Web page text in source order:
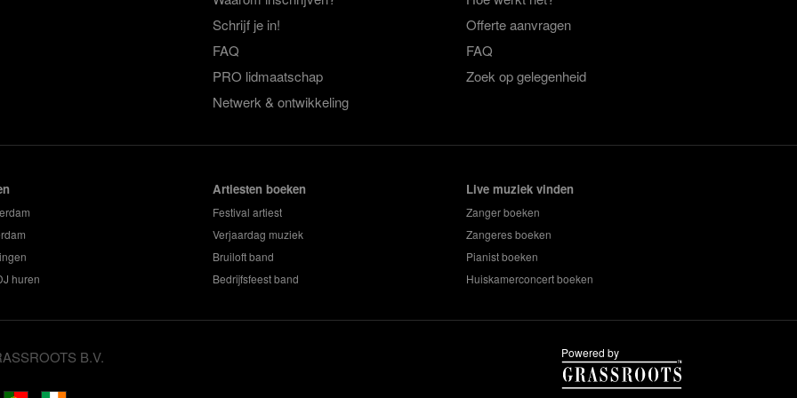
Schrijf je in!
FAQ
PRO lidmaatschap
Netwerk & ontwikkeling
Offerte aanvragen
FAQ
Zoek op gelegenheid
huren
Artiesten boeken
Festival artiest
Verjaardag muziek
Bruiloft band
Bedrijfsfeest band
Live muziek vinden
Zanger boeken
Zangeres boeken
Pianist boeken
Huiskamerconcert boeken
B.V.